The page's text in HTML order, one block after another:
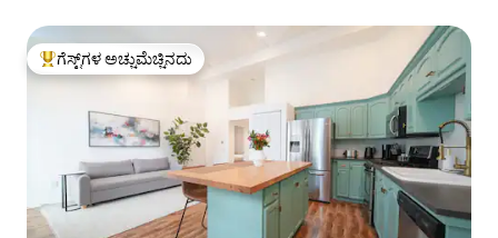
ಗೆಸ್ಟ್‌ಗಳಿಗೆ ಅತಿ ಹೆಚ್ಚು ಅಚ್ಚುಮೆಚ್ಚಿನದು
ಗೆಸ್ಟ್‌ಗಳ ಅಚ್ಚುಮೆಚ್ಚಿನದು